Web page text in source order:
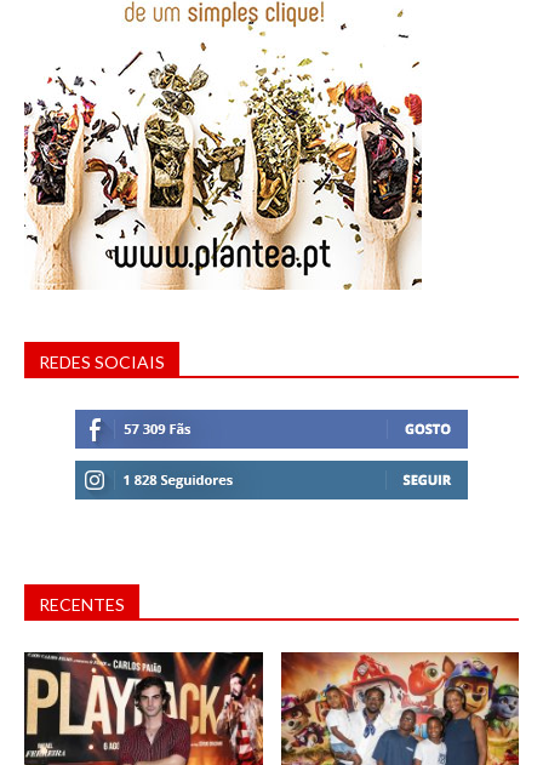
REDES SOCIAIS
RECENTES